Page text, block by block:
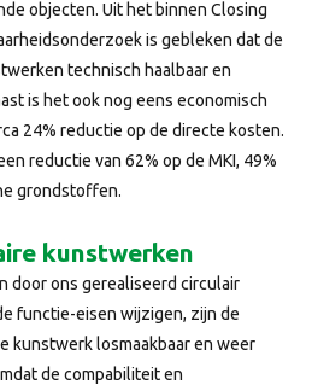
objecten. Uit het binnen Closing
is gebleken dat de
technisch haalbaar en
is het ook nog eens economisch
24% reductie op de directe kosten.
reductie van 62% op de MKI, 49%
grondstoffen.
kunstwerken
door ons gerealiseerd circulair
functie-eisen wijzigen, zijn de
kunstwerk losmaakbaar en weer
de compabiliteit en